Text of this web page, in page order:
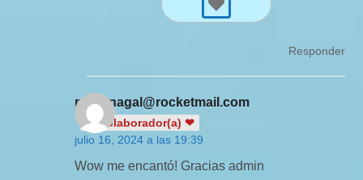
Responder
marianagal@rocketmail.com
❤ Colaborador(a) ❤
julio 16, 2024 a las 19:39
Wow me encantó! Gracias admin